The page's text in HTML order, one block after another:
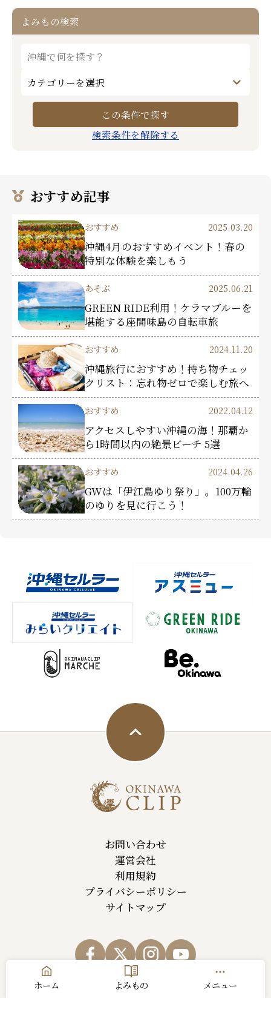
よみもの検索
検索条件を解除する
おすすめ記事
おすすめ 2025.03.20
沖縄4月のおすすめイベント！春の
特別な体験を楽しもう
あそぶ 2025.06.21
GREEN RIDE利用！ケラマブルーを
堪能する座間味島の自転車旅
おすすめ 2024.11.20
沖縄旅行におすすめ！持ち物チェッ
クリスト：忘れ物ゼロで楽しむ旅へ
おすすめ 2022.04.12
アクセスしやすい沖縄の海！那覇か
ら1時間以内の絶景ビーチ 5選
おすすめ 2024.04.26
GWは「伊江島ゆり祭り」。100万輪
のゆりを見に行こう！
ホーム よみもの メニュー
お問い合わせ
運営会社
利用規約
プライバシーポリシー
サイトマップ